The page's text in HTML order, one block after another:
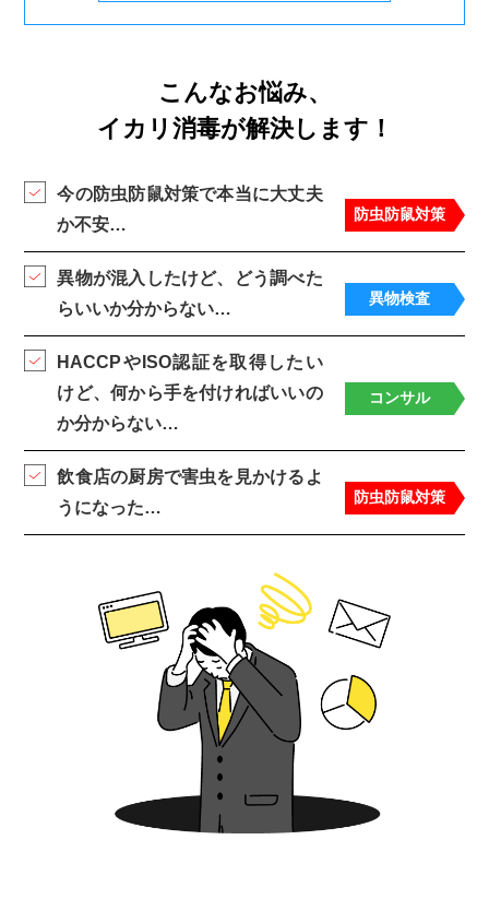
こんなお悩み、
イカリ消毒が解決します！
今の防虫防鼠対策で本当に大丈夫
か不安…
防虫防鼠対策
異物が混入したけど、どう調べた
らいいか分からない…
異物検査
HACCPやISO認証を取得したい
けど、何から手を付ければいいの
か分からない…
コンサル
飲食店の厨房で害虫を見かけるよ
うになった…
防虫防鼠対策